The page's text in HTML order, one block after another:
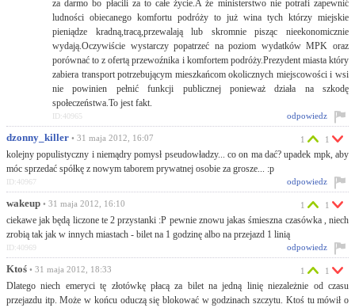
za darmo bo płacili za to całe życie.A że ministerstwo nie potrafi zapewnić
ludności obiecanego komfortu podróży to już wina tych którzy miejskie
pieniądze kradną,tracą,przewalają lub skromnie pisząc nieekonomicznie
wydają.Oczywiście wystarczy popatrzeć na poziom wydatków MPK oraz
porównać to z ofertą przewoźnika i komfortem podróży.Prezydent miasta który
zabiera transport potrzebującym mieszkańcom okolicznych miejscowości i wsi
nie powinien pełnić funkcji publicznej ponieważ działa na szkodę
społeczeństwa.To jest fakt.
odpowiedz
ID:40965
dzonny_killer • 31 maja 2012, 16:07
kolejny populistyczny i niemądry pomysł pseudowładzy... co on ma dać? upadek mpk, aby
móc sprzedać spółkę z nowym taborem prywatnej osobie za grosze... :p
1 1
odpowiedz
ID:40967
wakeup • 31 maja 2012, 16:10
ciekawe jak będą liczone te 2 przystanki :P pewnie znowu jakas śmieszna czasówka , niech
zrobią tak jak w innych miastach - bilet na 1 godzinę albo na przejazd 1 linią
1 1
odpowiedz
ID:40969
Ktoś • 31 maja 2012, 18:33
Dlatego niech emeryci tę złotówkę płacą za bilet na jedną linię niezależnie od czasu
przejazdu itp. Może w końcu oduczą się blokować w godzinach szczytu. Ktoś tu mówił o
1 1